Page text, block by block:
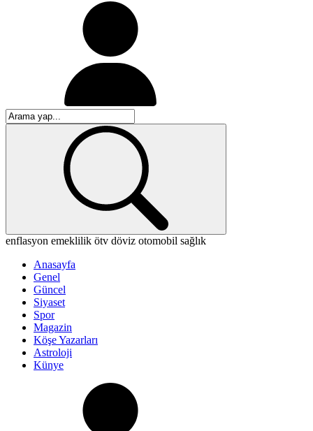
enflasyon emeklilik ötv döviz otomobil sağlık
Anasayfa
Genel
Güncel
Siyaset
Spor
Magazin
Köşe Yazarları
Astroloji
Künye